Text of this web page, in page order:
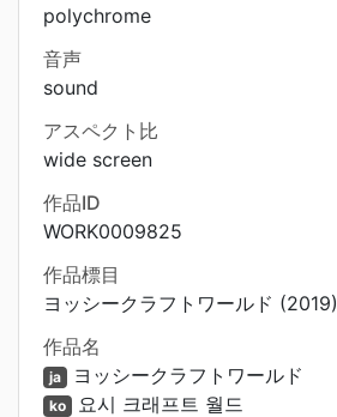
polychrome
音声
sound
アスペクト比
wide screen
作品ID
WORK0009825
作品標目
ヨッシークラフトワールド (2019)
作品名
ja ヨッシークラフトワールド
ko 요시 크래프트 월드